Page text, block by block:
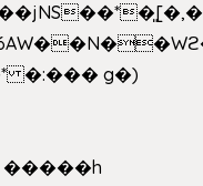
�:��� g�)
�����h